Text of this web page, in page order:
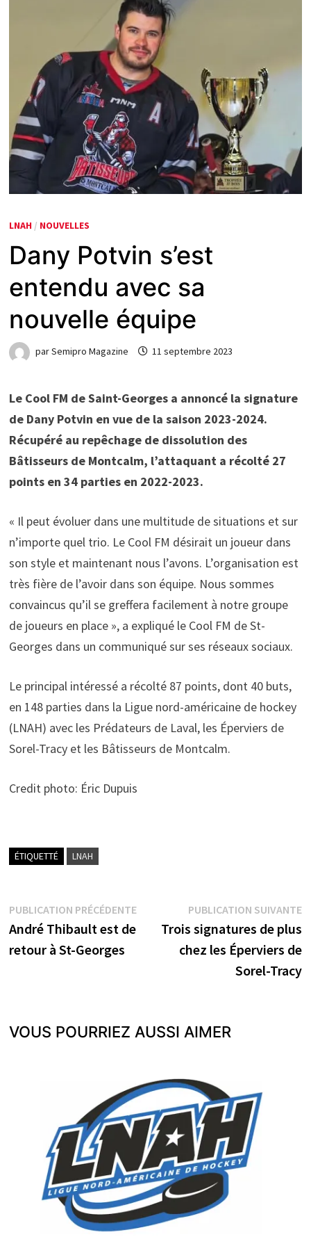
LNAH / NOUVELLES
Dany Potvin s’est
entendu avec sa
nouvelle équipe
parSemipro Magazine 11 septembre 2023
Le Cool FM de Saint-Georges a annoncé la signature
de Dany Potvin en vue de la saison 2023-2024.
Récupéré au repêchage de dissolution des
Bâtisseurs de Montcalm, l’attaquant a récolté 27
points en 34 parties en 2022-2023.
« Il peut évoluer dans une multitude de situations et sur
n’importe quel trio. Le Cool FM désirait un joueur dans
son style et maintenant nous l’avons. L’organisation est
très fière de l’avoir dans son équipe. Nous sommes
convaincus qu’il se greffera facilement à notre groupe
de joueurs en place », a expliqué le Cool FM de St-
Georges dans un communiqué sur ses réseaux sociaux.
Le principal intéressé a récolté 87 points, dont 40 buts,
en 148 parties dans la Ligue nord-américaine de hockey
(LNAH) avec les Prédateurs de Laval, les Éperviers de
Sorel-Tracy et les Bâtisseurs de Montcalm.
Credit photo: Éric Dupuis
ÉTIQUETTÉ LNAH
Navigation
de
PUBLICATION PRÉCÉDENTEPublication
précédente :
André Thibault est de
retour à St-Georges
PUBLICATION SUIVANTE
Trois signatures de plus
chez les Éperviers de
Sorel-Tracy
VOUS POURRIEZ AUSSI AIMER